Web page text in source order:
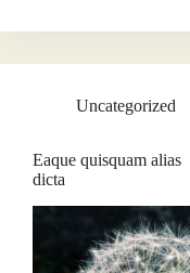
Uncategorized
Eaque quisquam alias
dicta